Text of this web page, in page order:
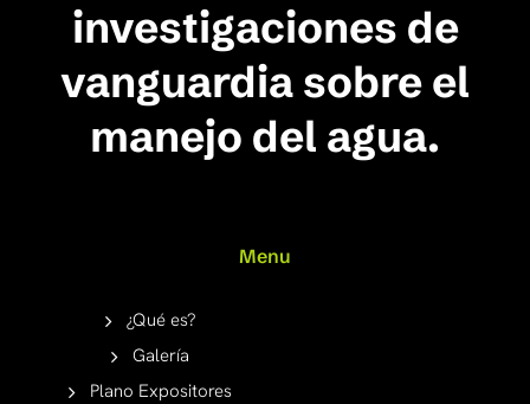
investigaciones de
vanguardia sobre el
manejo del agua.
Menu
¿Qué es?
Galería
Plano Expositores